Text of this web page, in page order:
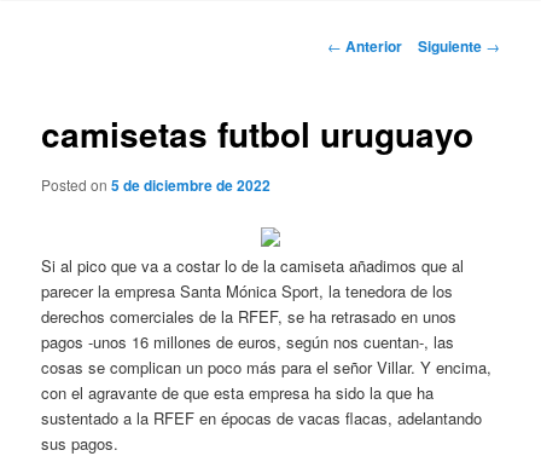
Navegación
← Anterior Siguiente →
camisetas futbol uruguayo
Posted on5 de diciembre de 2022
Si al pico que va a costar lo de la camiseta añadimos que al
parecer la empresa Santa Mónica Sport, la tenedora de los
derechos comerciales de la RFEF, se ha retrasado en unos
pagos -unos 16 millones de euros, según nos cuentan-, las
cosas se complican un poco más para el señor Villar. Y encima,
con el agravante de que esta empresa ha sido la que ha
sustentado a la RFEF en épocas de vacas flacas, adelantando
sus pagos.